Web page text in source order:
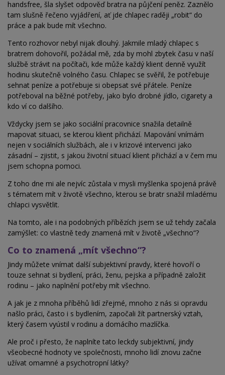
handsfree, šla slyšet odpověď bratra na půjčení peněz. Zaznělo
tam slušně řečeno vyjádření, ať jde chlapec raději „robit“ do
práce a pak bude mít všechno.
Tento rozhovor nebyl nijak dlouhý. Jakmile mladý chlapec s
bratrem dohovořil, požádal mě, zda by mohl zbytek času v naší
službě strávit na počítači, kde může každý klient denně využít
hodinu skutečně volného času. Chlapec se svěřil, že potřebuje
sehnat peníze a potřebuje si obepsat své přátele. Peníze
potřeboval na běžné potřeby, jako bylo drobné jídlo, cigarety a
kdo ví co dalšího.
Vždycky jsem se jako sociální pracovnice snažila detailně
mapovat situaci, se kterou klient přichází. Mapování vnímám
nejen v sociálních službách, ale i v krizové intervenci jako
zásadní – zjistit, s jakou životní situací klient přichází a v čem mu
jsem schopna pomoci.
Z toho dne mi ale nejvíc zůstala v mysli myšlenka spojená právě
s tématem mít v životě všechno, kterou se bratr snažil mladému
chlapci vysvětlit.
Na tomto, ale i na podobných příbězích jsem se už tehdy začala
zamýšlet: co vlastně tedy znamená mít v životě „všechno“?
Co to znamená „mít všechno“?
Jindy můžete vnímat další subjektivní pravdy, které hovoří o
touze sehnat si bydlení, práci, ženu, pejska a případně založit
rodinu – jako naplnění potřeby mít všechno.
A jak je z mnoha příběhů lidí zřejmé, mnoho z nás si opravdu
našlo práci, často i s bydlením, započali žít partnerský vztah,
který časem vyústil v rodinu a domácího mazlíčka.
Ale proč i přesto, že naplníte tato leckdy subjektivní, jindy
všeobecné hodnoty ve společnosti, mnoho lidí znovu začne
užívat omamné a psychotropní látky?